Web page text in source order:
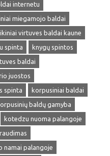
internetu
miegamojo baldai
virtuves baldai kaune
spinta
knygų spintos
baldai
juostos
spinta
korpusiniai baldai
baldų gamyba
kotedzu nuoma palangoje
namai palangoje